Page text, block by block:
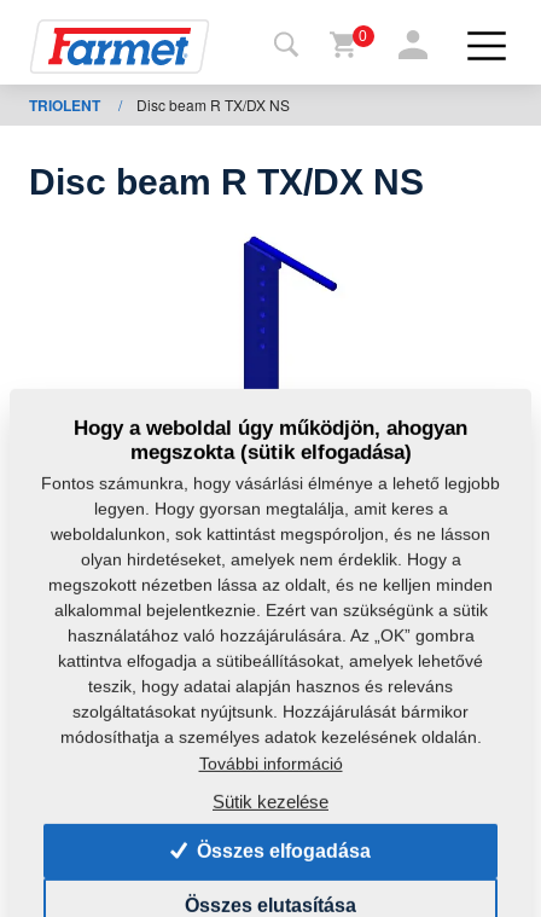
a
Farmet
0
TRIOLENT / Disc beam R TX/DX NS
Disc beam R TX/DX NS
Termékkód: 3008589
Ezt az alkatrészt a következő gépekhez is használni
TRIOLENT
9,0090 Kg
Hogy a weboldal úgy működjön, ahogyan
megszokta (sütik elfogadása)
Fontos számunkra, hogy vásárlási élménye a lehető legjobb
legyen. Hogy gyorsan megtalálja, amit keres a
weboldalunkon, sok kattintást megspóroljon, és ne lásson
olyan hirdetéseket, amelyek nem érdeklik. Hogy a
megszokott nézetben lássa az oldalt, és ne kelljen minden
alkalommal bejelentkeznie. Ezért van szükségünk a sütik
használatához való hozzájárulására. Az „OK” gombra
kattintva elfogadja a sütibeállításokat, amelyek lehetővé
teszik, hogy adatai alapján hasznos és releváns
szolgáltatásokat nyújtsunk. Hozzájárulását bármikor
módosíthatja a személyes adatok kezelésének oldalán.
További információ
Sütik kezelése
Összes elfogadása
Összes elutasítása